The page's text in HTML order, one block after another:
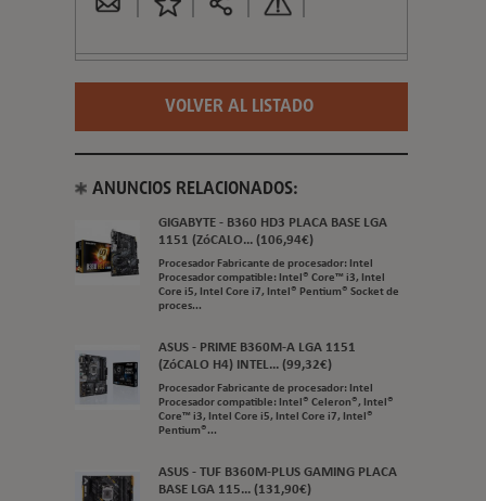
VOLVER AL LISTADO
ANUNCIOS RELACIONADOS:
GIGABYTE - B360 HD3 PLACA BASE LGA
1151 (ZóCALO... (106,94€)
Procesador Fabricante de procesador: Intel
Procesador compatible: Intel® Core™ i3, Intel
Core i5, Intel Core i7, Intel® Pentium® Socket de
proces...
ASUS - PRIME B360M-A LGA 1151
(ZóCALO H4) INTEL... (99,32€)
Procesador Fabricante de procesador: Intel
Procesador compatible: Intel® Celeron®, Intel®
Core™ i3, Intel Core i5, Intel Core i7, Intel®
Pentium®...
ASUS - TUF B360M-PLUS GAMING PLACA
BASE LGA 115... (131,90€)